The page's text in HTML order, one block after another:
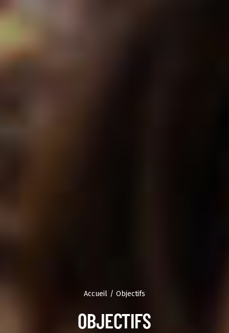
Accueil Objectifs
OBJECTIFS